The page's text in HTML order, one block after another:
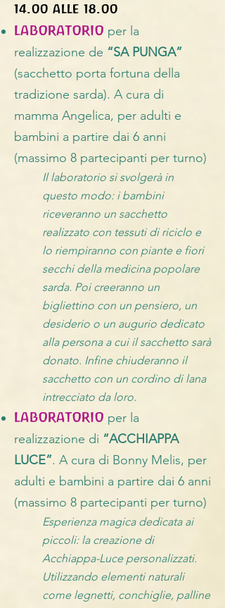
14.00 alle 18.00
LABORATORIO per la
realizzazione de “SA PUNGA”
(sacchetto porta fortuna della
tradizione sarda). A cura di
mamma Angelica, per adulti e
bambini a partire dai 6 anni
(massimo 8 partecipanti per turno)
Il laboratorio si svolgerà in
questo modo: i bambini
riceveranno un sacchetto
realizzato con tessuti di riciclo e
lo riempiranno con piante e fiori
secchi della medicina popolare
sarda. Poi creeranno un
bigliettino con un pensiero, un
desiderio o un augurio dedicato
alla persona a cui il sacchetto sarà
donato. Infine chiuderanno il
sacchetto con un cordino di lana
intrecciato da loro.
LABORATORIO per la
realizzazione di “ACCHIAPPA
LUCE”. A cura di Bonny Melis, per
adulti e bambini a partire dai 6 anni
(massimo 8 partecipanti per turno)
Esperienza magica dedicata ai
piccoli: la creazione di
Acchiappa-Luce personalizzati.
Utilizzando elementi naturali
come legnetti, conchiglie, palline